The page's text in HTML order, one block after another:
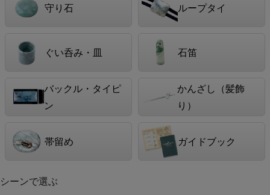
守り石 ループタイ
ぐい呑み・皿 石笛
バックル・タイピ
ン
かんざし（髪飾
り）
帯留め ガイドブック
シーンで選ぶ